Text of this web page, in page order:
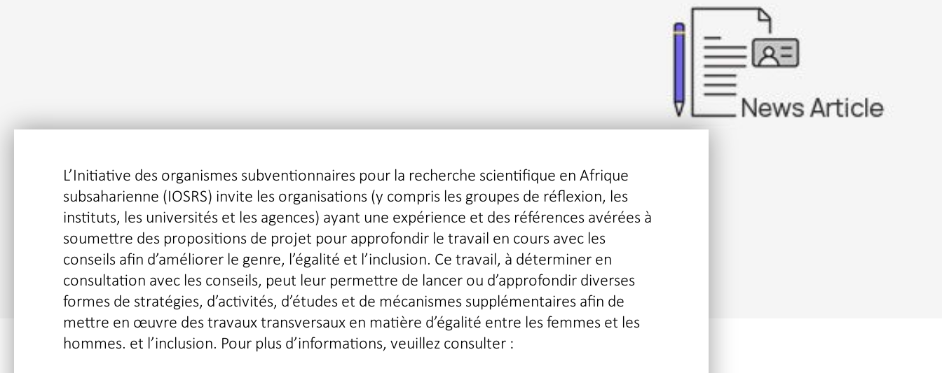
L’Initiative des organismes subventionnaires pour la recherche scientifique en Afrique
subsaharienne (IOSRS) invite les organisations (y compris les groupes de réflexion, les
instituts, les universités et les agences) ayant une expérience et des références avérées à
soumettre des propositions de projet pour approfondir le travail en cours avec les
conseils afin d’améliorer le genre, l’égalité et l’inclusion. Ce travail, à déterminer en
consultation avec les conseils, peut leur permettre de lancer ou d’approfondir diverses
formes de stratégies, d’activités, d’études et de mécanismes supplémentaires afin de
mettre en œuvre des travaux transversaux en matière d’égalité entre les femmes et les
hommes. et l’inclusion. Pour plus d’informations, veuillez consulter :